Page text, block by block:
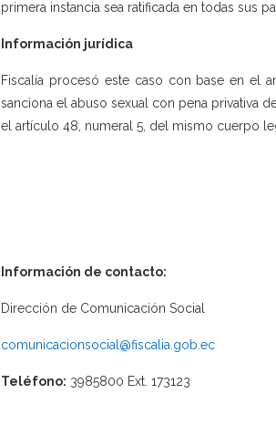
primera instancia sea ratificada en todas sus
Información jurídica
Fiscalía procesó este caso con base en el
sanciona el abuso sexual con pena privativa
el artículo 48, numeral 5, del mismo cuerpo
Información de contacto:
Dirección de Comunicación Social
comunicacionsocial@fiscalia.gob.ec
Teléfono: 3985800 Ext. 173123